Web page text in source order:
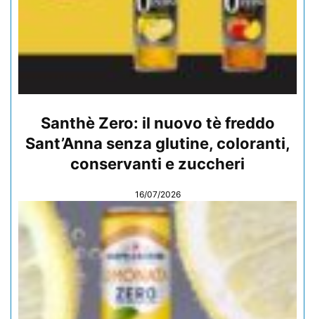
Santhè Zero: il nuovo tè freddo
Sant’Anna senza glutine, coloranti,
conservanti e zuccheri
16/07/2026